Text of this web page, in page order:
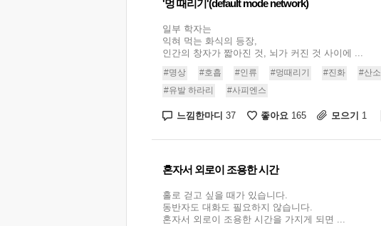
'멍 때리기'(default mode network)
일부 학자는
익혀 먹는 화식의 등장,
인간의 창자가 짧아진 것, 뇌가 커진 것 사이에 ...
#명상 #호흡 #인류 #멍때리기 #진화 #산소
#유발 하라리
#사피엔스
느낌한마디 37 좋아요 165 모으기 1
혼자서 외로이 조용한 시간
홀로 걷고 싶을 때가 있습니다.
동반자도 대화도 필요하지 않습니다.
혼자서 외로이 조용한 시간을 가지게 되면 ...